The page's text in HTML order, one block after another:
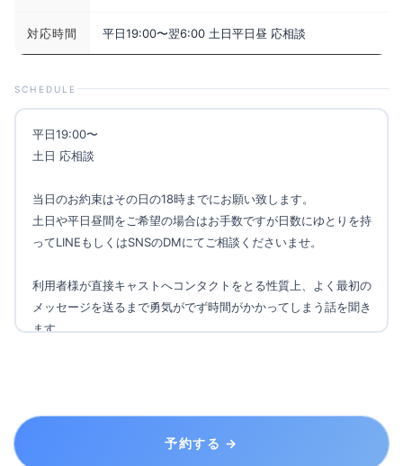
対応時間 平日19:00〜翌6:00 土日平日昼 応相談
SCHEDULE
平日19:00〜
土日 応相談
当日のお約束はその日の18時までにお願い致します。
土日や平日昼間をご希望の場合はお手数ですが日数にゆとりを持
ってLINEもしくはSNSのDMにてご相談くださいませ。
利用者様が直接キャストへコンタクトをとる性質上、よく最初の
メッセージを送るまで勇気がでず時間がかかってしまう話を聞き
ます。
https://mond.how/ja/warmrelation476